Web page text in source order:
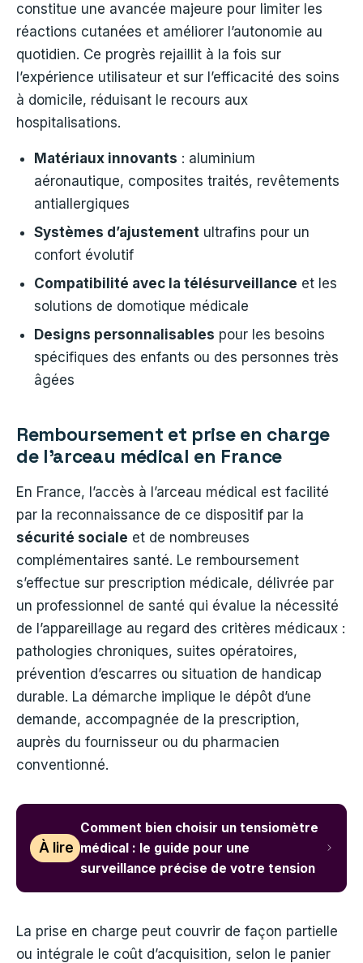
constitue une avancée majeure pour limiter les
réactions cutanées et améliorer l’autonomie au
quotidien. Ce progrès rejaillit à la fois sur
l’expérience utilisateur et sur l’efficacité des soins
à domicile, réduisant le recours aux
hospitalisations.
Matériaux innovants : aluminium
aéronautique, composites traités, revêtements
antiallergiques
Systèmes d’ajustement ultrafins pour un
confort évolutif
Compatibilité avec la télésurveillance et les
solutions de domotique médicale
Designs personnalisables pour les besoins
spécifiques des enfants ou des personnes très
âgées
Remboursement et prise en charge
de l’arceau médical en France
En France, l’accès à l’arceau médical est facilité
par la reconnaissance de ce dispositif par la
sécurité sociale et de nombreuses
complémentaires santé. Le remboursement
s’effectue sur prescription médicale, délivrée par
un professionnel de santé qui évalue la nécessité
de l’appareillage au regard des critères médicaux :
pathologies chroniques, suites opératoires,
prévention d’escarres ou situation de handicap
durable. La démarche implique le dépôt d’une
demande, accompagnée de la prescription,
auprès du fournisseur ou du pharmacien
conventionné.
À lire
Comment bien choisir un tensiomètre
médical : le guide pour une
surveillance précise de votre tension
La prise en charge peut couvrir de façon partielle
ou intégrale le coût d’acquisition, selon le panier